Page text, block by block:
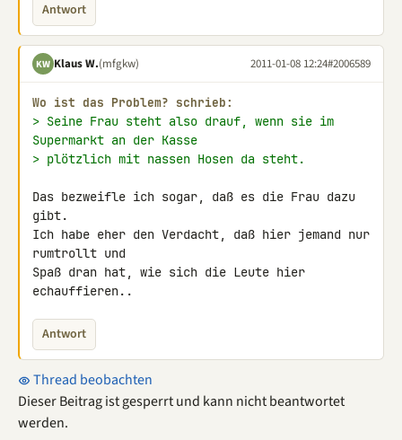
Antwort
KW Klaus W.(mfgkw) 2011-01-08 12:24#2006589
Wo ist das Problem? schrieb:
> Seine Frau steht also drauf, wenn sie im
Supermarkt an der Kasse
> plötzlich mit nassen Hosen da steht.
Das bezweifle ich sogar, daß es die Frau dazu
gibt.
Ich habe eher den Verdacht, daß hier jemand nur
rumtrollt und
Spaß dran hat, wie sich die Leute hier
echauffieren..
Antwort
Thread beobachten
Dieser Beitrag ist gesperrt und kann nicht beantwortet
werden.